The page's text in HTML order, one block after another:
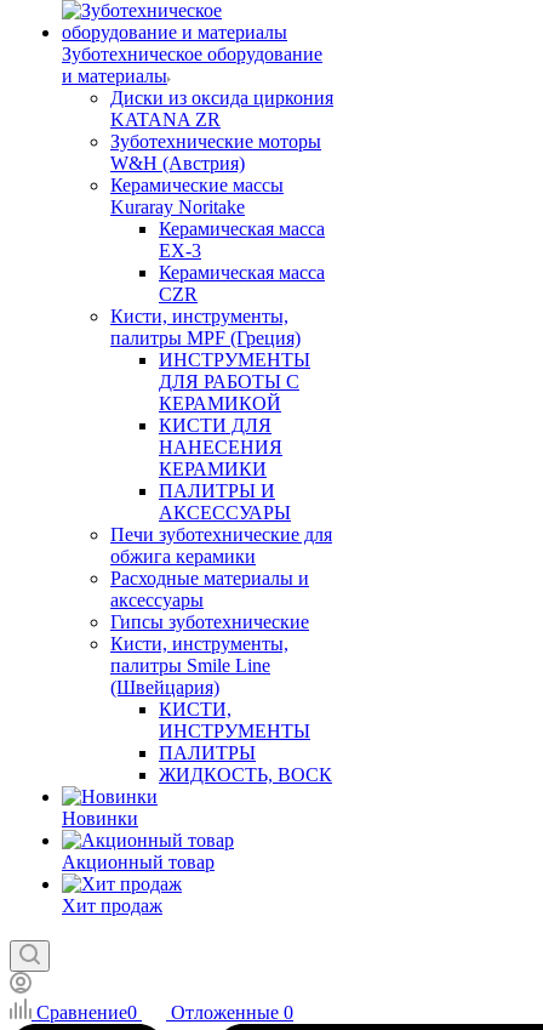
Зуботехническое оборудование
и материалы
Диски из оксида циркония
KATANA ZR
Зуботехнические моторы
W&H (Австрия)
Керамические массы
Kuraray Noritake
Керамическая масса
EX-3
Керамическая масса
CZR
Кисти, инструменты,
палитры MPF (Греция)
ИНСТРУМЕНТЫ
ДЛЯ РАБОТЫ С
КЕРАМИКОЙ
КИСТИ ДЛЯ
НАНЕСЕНИЯ
КЕРАМИКИ
ПАЛИТРЫ И
АКСЕССУАРЫ
Печи зуботехнические для
обжига керамики
Расходные материалы и
аксессуары
Гипсы зуботехнические
Кисти, инструменты,
палитры Smile Line
(Швейцария)
КИСТИ,
ИНСТРУМЕНТЫ
ПАЛИТРЫ
ЖИДКОСТЬ, ВОСК
Новинки
Акционный товар
Хит продаж
Сравнение0 Отложенные 0